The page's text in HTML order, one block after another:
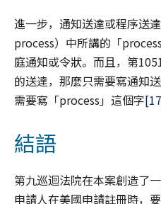
進一步，通知送達或程序送
process）中所講的「
庭通知或令狀。而且，第
的送達，那麼只需要寫通知
需要寫「process」這個字
結語
第九巡迴法院在本案創造了
申請人在美國申請註冊時，